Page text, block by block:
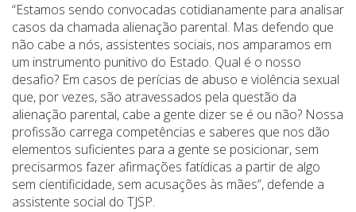
“Estamos sendo convocadas cotidianamente para analisar
casos da chamada alienação parental. Mas defendo que
não cabe a nós, assistentes sociais, nos amparamos em
um instrumento punitivo do Estado. Qual é o nosso
desafio? Em casos de perícias de abuso e violência sexual
que, por vezes, são atravessados pela questão da
alienação parental, cabe a gente dizer se é ou não? Nossa
profissão carrega competências e saberes que nos dão
elementos suficientes para a gente se posicionar, sem
precisarmos fazer afirmações fatídicas a partir de algo
sem cientificidade, sem acusações às mães”, defende a
assistente social do TJSP.